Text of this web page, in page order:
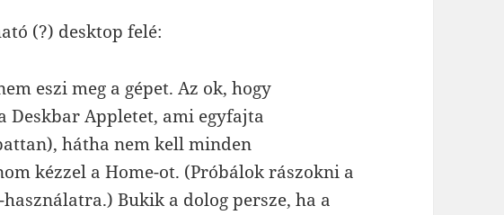
(?) desktop felé:
eszi meg a gépet. Az ok, hogy
Deskbar Appletet, ami egyfajta
hátha nem kell minden
kézzel a Home-ot. (Próbálok rászokni a
Bukik a dolog persze, ha a